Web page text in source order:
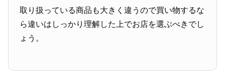
取り扱っている商品も大きく違うので買い物するな
ら違いはしっかり理解した上でお店を選ぶべきでし
ょう。